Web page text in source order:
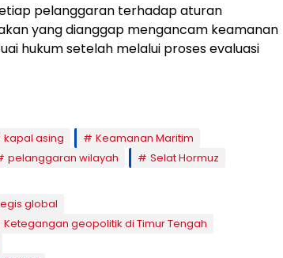
pelanggaran terhadap aturan
yang dianggap mengancam keamanan
hukum setelah melalui proses evaluasi
kapal asing
Keamanan Maritim
pelanggaran wilayah
Selat Hormuz
global
Ketegangan geopolitik di Timur Tengah